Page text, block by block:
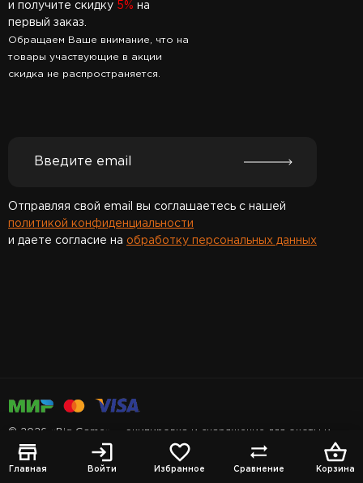
Главная Войти Избранное Сравнение Корзина
и получите скидку 5% на
первый заказ.
Обращаем Ваше внимание, что на
товары участвующие в акции
скидка не распространяется.
Отправляя свой email вы соглашаетесь с нашей
политикой конфиденциальности
и даете согласие на обработку персональных данных
© 2026 «Big Game» — экипировка и снаряжение для охоты и
рыбалки